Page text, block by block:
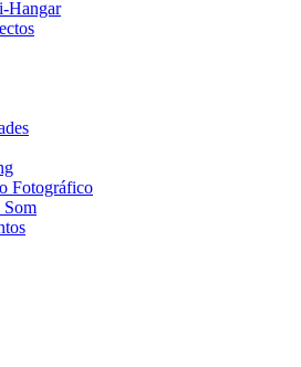
Hangar
Fotográfico
Som